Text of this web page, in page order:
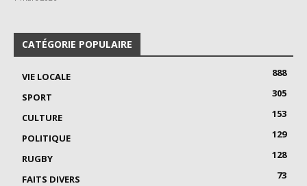
CATÉGORIE POPULAIRE
VIE LOCALE
888
SPORT
305
CULTURE
153
POLITIQUE
129
RUGBY
128
FAITS DIVERS
73